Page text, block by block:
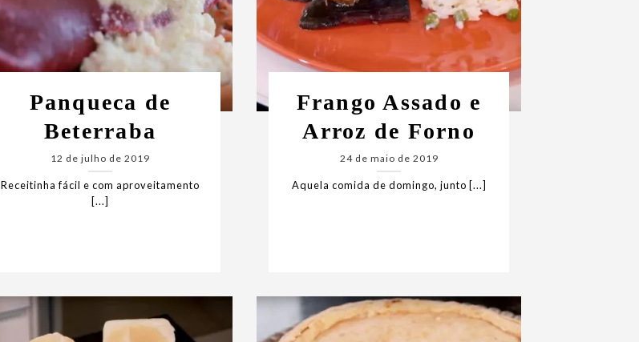
Panqueca de
Beterraba
12 de julho de 2019
Receitinha fácil e com aproveitamento
[...]
Frango Assado e
Arroz de Forno
24 de maio de 2019
Aquela comida de domingo, junto [...]